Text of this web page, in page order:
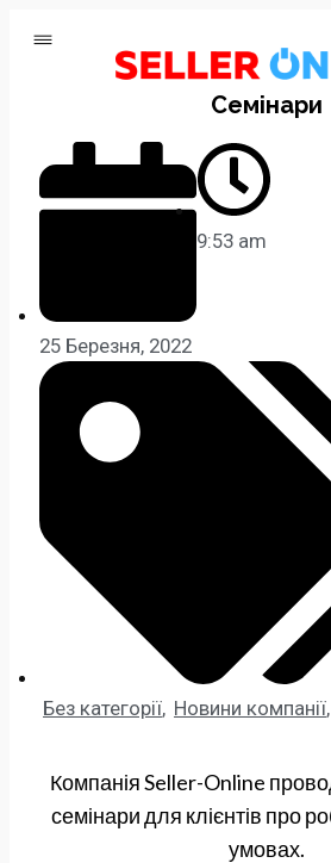
Семінари
25 Березня, 2022
9:53 am
Без категорії, Новини компанії,
Компанія Seller-Online
семінари для клієнтів про
умовах.